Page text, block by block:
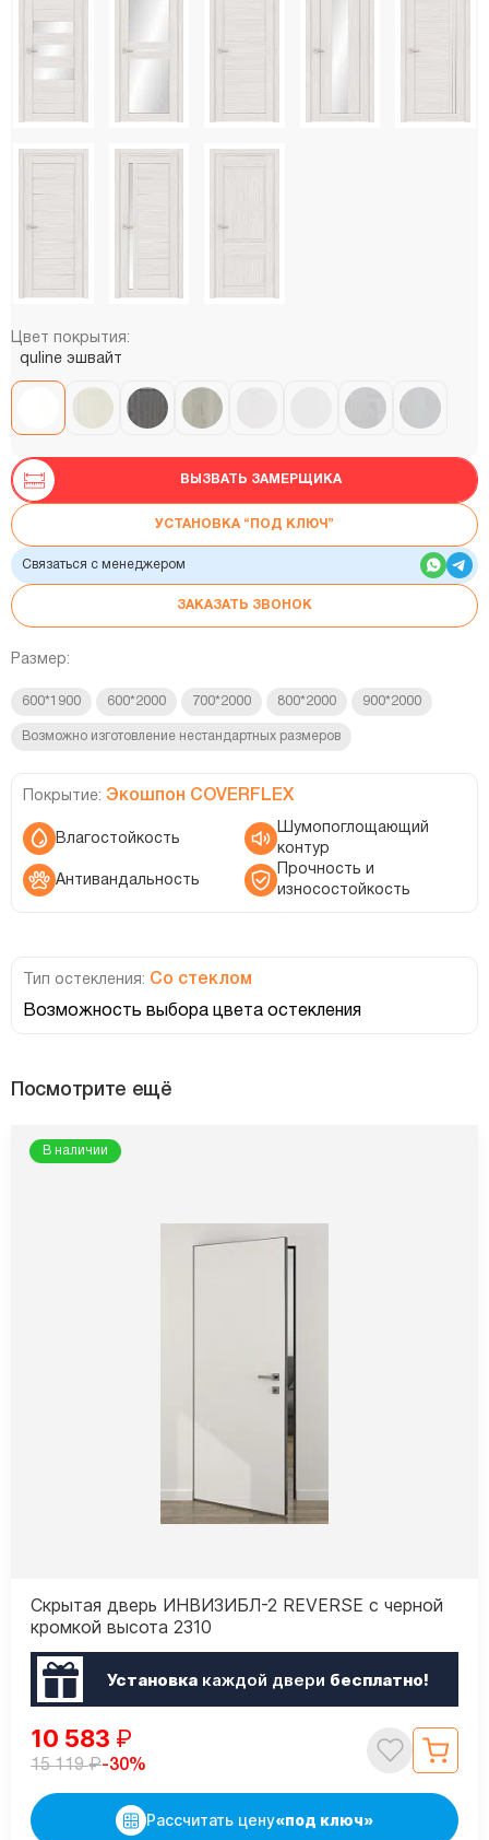
Цвет покрытия:
quline эшвайт
ВЫЗВАТЬ ЗАМЕРЩИКА
УСТАНОВКА “ПОД КЛЮЧ”
Связаться с менеджером
ЗАКАЗАТЬ ЗВОНОК
Размер:
600*1900 600*2000 700*2000 800*2000 900*2000
Возможно изготовление нестандартных размеров
Покрытие: Экошпон COVERFLEX
Влагостойкость
Шумопоглощающий
контур
Антивандальность
Прочность и
износостойкость
Тип остекления: Со стеклом
Возможность выбора цвета остекления
Посмотрите ещё
В наличии
Скрытая дверь ИНВИЗИБЛ-2 REVERSE с черной
кромкой высота 2310
Установкакаждой двери бесплатно!
10 583 ₽
15 119₽-30%
Рассчитать цену«под ключ»